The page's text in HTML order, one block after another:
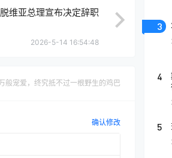
维亚总理宣布决定辞职
2026-5-14 16:54:48
般宠爱，终究抵不过一根野生的鸡巴
确认修改
3
4
5